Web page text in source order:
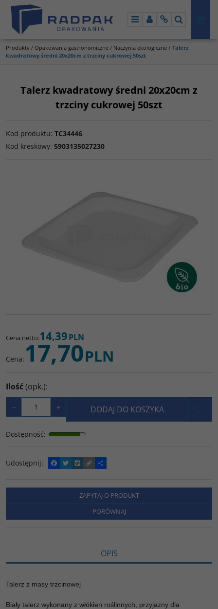
MenuPanelInfoSzukaj
Produkty / Opakowania gastronomiczne / Naczynia ekologiczne / Talerz
kwadratowy średni 20x20cm z trzciny cukrowej 50szt
Talerz kwadratowy średni 20x20cm z
trzciny cukrowej 50szt
Kod produktu: TC34446
Kod kreskowy: 5903135027230
Cena netto:14,39PLN
Cena: 17,70PLN
Ilość(opk.):
− + DODAJ DO KOSZYKA
Dostępność:
Udostępnij:
F
a
e
T
w
t
W
y
o
p
C
o
y
L
n
P
o
z
i
e
l
ZAPYTAJ O PRODUKT
PORÓWNAJ
OPIS
Talerz z masy trzcinowej
Biały talerz wykonany z włókien roślinnych, przyjazny dla